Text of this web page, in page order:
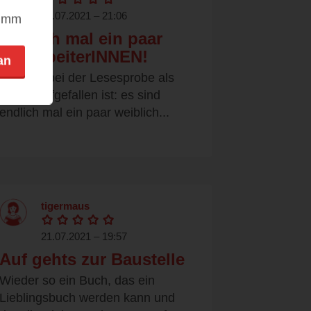
21.07.2021 – 21:06
Endlich mal ein paar
BauarbeiterINNEN!
Was mir bei der Lesesprobe als
erstes aufgefallen ist: es sind
endlich mal ein paar weiblich...
tigermaus
21.07.2021 – 19:57
Auf gehts zur Baustelle
Wieder so ein Buch, das ein
Lieblingsbuch werden kann und